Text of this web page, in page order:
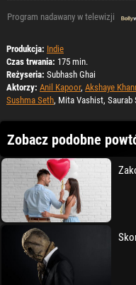
Program nadawany w telewizji
Produkcja: Indie
Czas trwania: 175 min.
Reżyseria: Subhash Ghai
Aktorzy: Anil Kapoor, Akshaye
Sushma Seth, Mita Vashist, Saurab
Zobacz podobne